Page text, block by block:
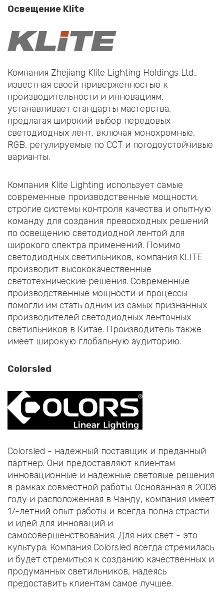
Освещение Klite
Компания Zhejiang Klite Lighting Holdings Ltd.,
известная своей приверженностью к
производительности и инновациям,
устанавливает стандарты мастерства,
предлагая широкий выбор передовых
светодиодных лент, включая монохромные,
RGB, регулируемые по CCT и погодоустойчивые
варианты.
Компания Klite Lighting использует самые
современные производственные мощности,
строгие системы контроля качества и опытную
команду для создания превосходных решений
по освещению светодиодной лентой для
широкого спектра применений. Помимо
светодиодных светильников, компания KLITE
производит высококачественные
светотехнические решения. Современные
производственные мощности и процессы
помогли им стать одним из самых признанных
производителей светодиодных ленточных
светильников в Китае. Производитель также
имеет широкую глобальную аудиторию.
Colorsled
Colorsled - надежный поставщик и преданный
партнер. Они предоставляют клиентам
инновационные и надежные световые решения
в рамках совместной работы. Основанная в 2008
году и расположенная в Чэнду, компания имеет
17-летний опыт работы и всегда полна страсти
и идей для инноваций и
самосовершенствования. Для них свет - это
культура. Компания Colorsled всегда стремилась
и будет стремиться к созданию качественных и
продуманных светильников, надеясь
предоставить клиентам самое лучшее.